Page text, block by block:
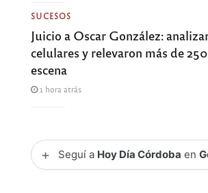
SUCESOS
Juicio a Oscar González:
celulares y relevaron más de
escena
1 hora atrás
+ Seguí a Hoy Día Córdoba en